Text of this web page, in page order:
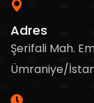
Adres
Şerifali Mah.
Ümraniye/